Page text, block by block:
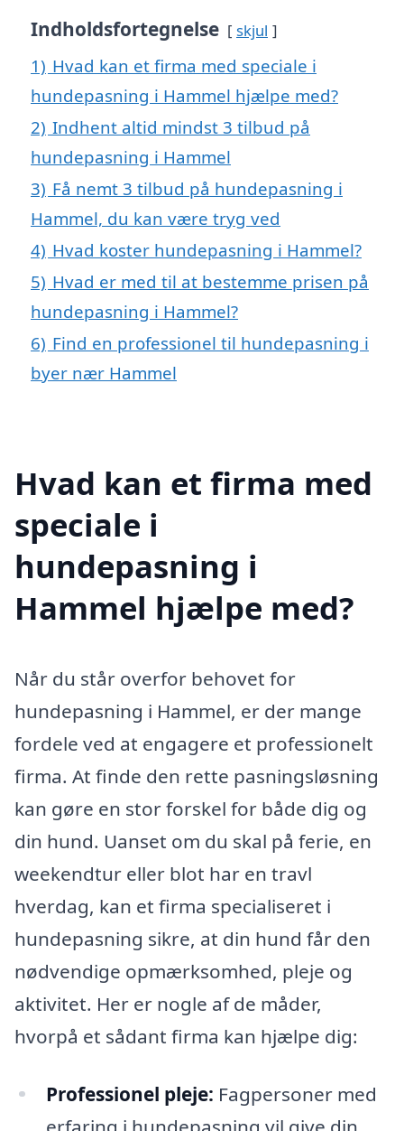
Indholdsfortegnelse skjul
1) Hvad kan et firma med speciale i
hundepasning i Hammel hjælpe med?
2) Indhent altid mindst 3 tilbud på
hundepasning i Hammel
3) Få nemt 3 tilbud på hundepasning i
Hammel, du kan være tryg ved
4) Hvad koster hundepasning i Hammel?
5) Hvad er med til at bestemme prisen på
hundepasning i Hammel?
6) Find en professionel til hundepasning i
byer nær Hammel
Hvad kan et firma med
speciale i
hundepasning i
Hammel hjælpe med?
Når du står overfor behovet for
hundepasning i Hammel, er der mange
fordele ved at engagere et professionelt
firma. At finde den rette pasningsløsning
kan gøre en stor forskel for både dig og
din hund. Uanset om du skal på ferie, en
weekendtur eller blot har en travl
hverdag, kan et firma specialiseret i
hundepasning sikre, at din hund får den
nødvendige opmærksomhed, pleje og
aktivitet. Her er nogle af de måder,
hvorpå et sådant firma kan hjælpe dig:
Professionel pleje: Fagpersoner med